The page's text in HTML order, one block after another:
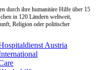
durch ihre humanitäre Hilfe über 15
in 120 Ländern weltweit,
Religion oder politischer
Austria